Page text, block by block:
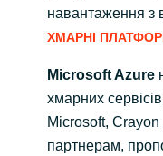
навантаження з
ХМАРНІ
Microsoft Azure
хмарних
Microsoft,
партнерам,